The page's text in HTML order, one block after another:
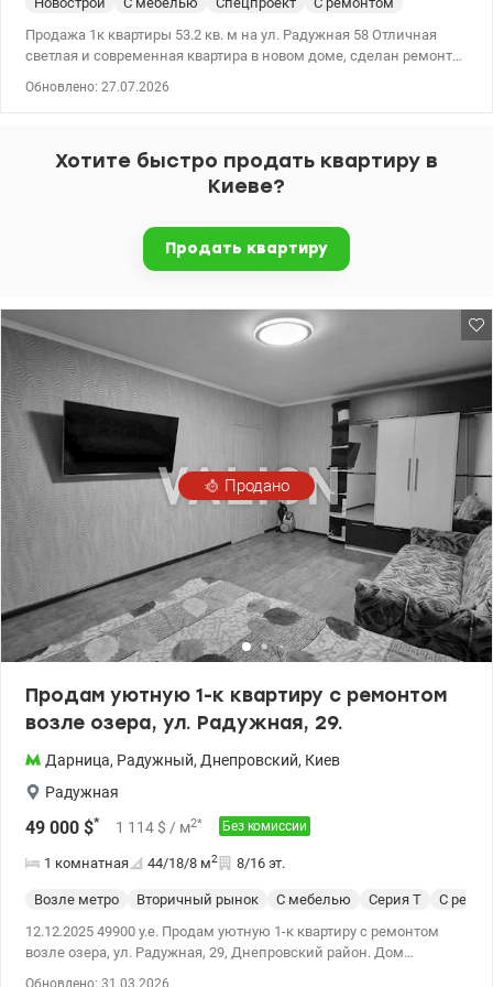
Продажа 1к квартиры 53.2 кв. м на ул. Радужная 58 Отличная
светлая и современная квартира в новом доме, сделан ремонт
стекловолокно, счетчик на отопление и в доме своя котельня
будет всегда отопление это важно! 044 200 10 80
Обновлено: 27.07.2026
Хотите быстро продать квартиру в
Киеве?
Продать квартиру
Продано
Продам уютную 1-к квартиру с ремонтом
возле озера, ул. Радужная, 29.
Дарница, Радужный, Днепровский, Киев
Радужная
49 000 $* 1 114 $ / м2* Без комиссии
1 комнатная 44/18/8 м2 8/16 эт.
Возле метро Вторичный рынок С мебелью Серия Т
С
12.12.2025 49900 у.е. Продам уютную 1-к квартиру с ремонтом
возле озера, ул. Радужная, 29, Днепровский район. Дом
Обновлено: 31.03.2026